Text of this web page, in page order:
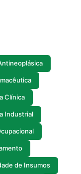
Clínica
Industrial
de Insumos